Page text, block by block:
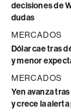
decisiones de
dudas
MERCADOS
Dólar cae tras
y menor
MERCADOS
Yen avanza
y crece la